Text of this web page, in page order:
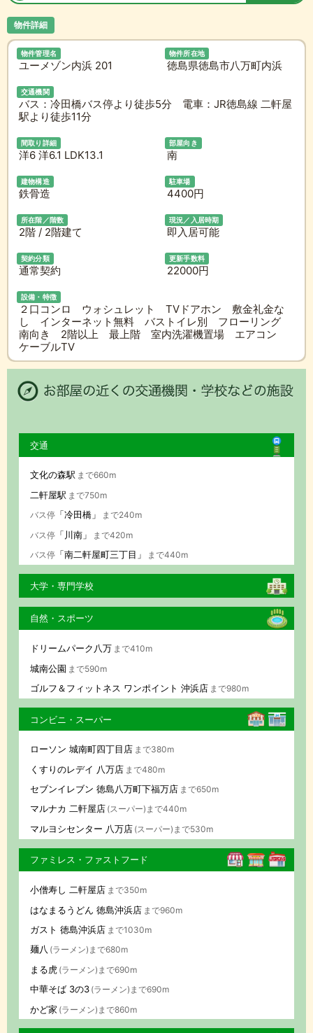
物件詳細
物件管理名
ユーメゾン内浜 201
物件所在地
徳島県徳島市八万町内浜
交通機関
バス：冷田橋バス停より徒歩5分 電車：JR徳島線 二軒屋
駅より徒歩11分
間取り詳細
洋6 洋6.1 LDK13.1
部屋向き
南
建物構造
鉄骨造
駐車場
4400円
所在階／階数
2階 / 2階建て
現況／入居時期
即入居可能
契約分類
通常契約
更新手数料
22000円
設備・特徴
２口コンロ ウォシュレット TVドアホン 敷金礼金な
し インターネット無料 バストイレ別 フローリング
南向き 2階以上 最上階 室内洗濯機置場 エアコン
ケーブルTV
交通
文化の森駅 まで660m
二軒屋駅 まで750m
バス停「冷田橋」
まで240m
バス停「川南」
まで420m
バス停「南二軒屋町三丁目」 まで440m
大学・専門学校
自然・スポーツ
ドリームパーク八万 まで410m
城南公園 まで590m
ゴルフ＆フィットネス ワンポイント 沖浜店 まで980m
コンビニ・スーパー
ローソン 城南町四丁目店 まで380m
くすりのレデイ 八万店 まで480m
セブンイレブン 徳島八万町下福万店 まで650m
マルナカ 二軒屋店 (スーパー)まで440m
マルヨシセンター 八万店 (スーパー)まで530m
ファミレス・ファストフード
小僧寿し 二軒屋店 まで350m
はなまるうどん 徳島沖浜店 まで960m
ガスト 徳島沖浜店 まで1030m
麺八 (ラーメン)まで680m
まる虎 (ラーメン)まで690m
中華そば 3の3 (ラーメン)まで690m
かど家 (ラーメン)まで860m